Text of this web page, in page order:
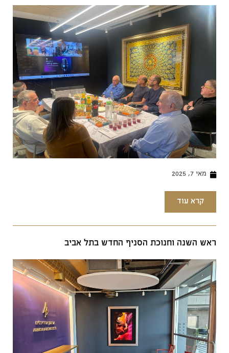
מאי 7, 2025
קרא עוד
ראש השנה וחנוכת הסניף החדש בתל אביב